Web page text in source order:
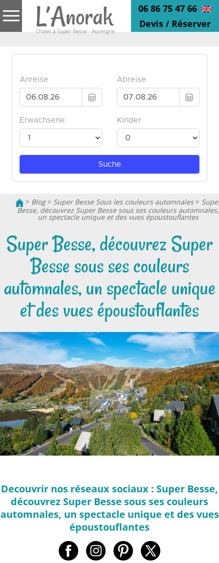
06 86 75 47 66
Devis / Réserver
> Blog> Super Besse Sous les couleurs automnales>
Besse, découvrez Super Besse sous ses couleurs automnales,
un spectacle unique et des vues époustouflantes
Super Besse, découvrez Super
Besse sous ses couleurs
automnales, un spectacle unique
et des vues époustouflantes
Decouvrir nos réseaux sociaux : Super Besse,
découvrez Super Besse sous ses couleurs
automnales, un spectacle unique et des vues
époustouflantes